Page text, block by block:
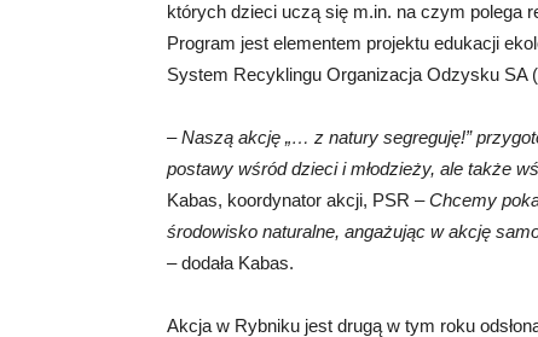
których dzieci uczą się m.in. na czym polega
Program jest elementem projektu edukacji
System Recyklingu Organizacja Odzysku SA
–Naszą akcję „… z natury segreguję!”
postawy wśród dzieci i młodzieży, ale także
Kabas, koordynator akcji, PSR –Chcemy
środowisko naturalne, angażując w akcję
– dodała Kabas.
Akcja w Rybniku jest drugą w tym roku